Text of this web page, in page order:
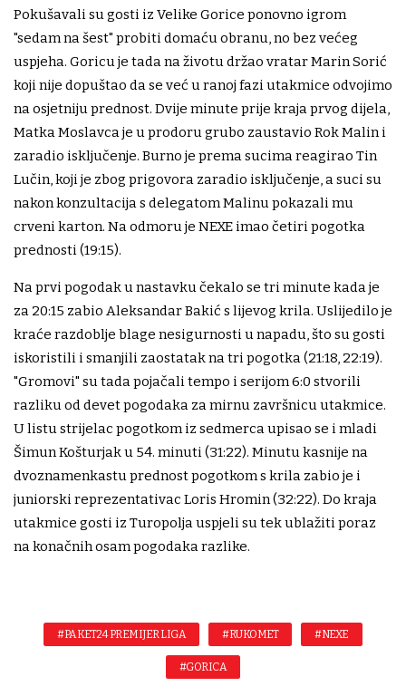
Pokušavali su gosti iz Velike Gorice ponovno igrom
"sedam na šest" probiti domaću obranu, no bez većeg
uspjeha. Goricu je tada na životu držao vratar Marin Sorić
koji nije dopuštao da se već u ranoj fazi utakmice odvojimo
na osjetniju prednost. Dvije minute prije kraja prvog dijela,
Matka Moslavca je u prodoru grubo zaustavio Rok Malin i
zaradio isključenje. Burno je prema sucima reagirao Tin
Lučin, koji je zbog prigovora zaradio isključenje, a suci su
nakon konzultacija s delegatom Malinu pokazali mu
crveni karton. Na odmoru je NEXE imao četiri pogotka
prednosti (19:15).
Na prvi pogodak u nastavku čekalo se tri minute kada je
za 20:15 zabio Aleksandar Bakić s lijevog krila. Uslijedilo je
kraće razdoblje blage nesigurnosti u napadu, što su gosti
iskoristili i smanjili zaostatak na tri pogotka (21:18, 22:19).
"Gromovi" su tada pojačali tempo i serijom 6:0 stvorili
razliku od devet pogodaka za mirnu završnicu utakmice.
U listu strijelac pogotkom iz sedmerca upisao se i mladi
Šimun Košturjak u 54. minuti (31:22). Minutu kasnije na
dvoznamenkastu prednost pogotkom s krila zabio je i
juniorski reprezentativac Loris Hromin (32:22). Do kraja
utakmice gosti iz Turopolja uspjeli su tek ublažiti poraz
na konačnih osam pogodaka razlike.
#PAKET24 PREMIJER LIGA #RUKOMET #NEXE
#GORICA